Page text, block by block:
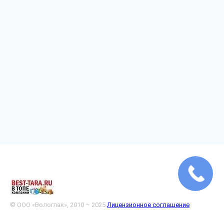
© ООО «Вологпак», 2010 – 2025 Лицензионное соглашение